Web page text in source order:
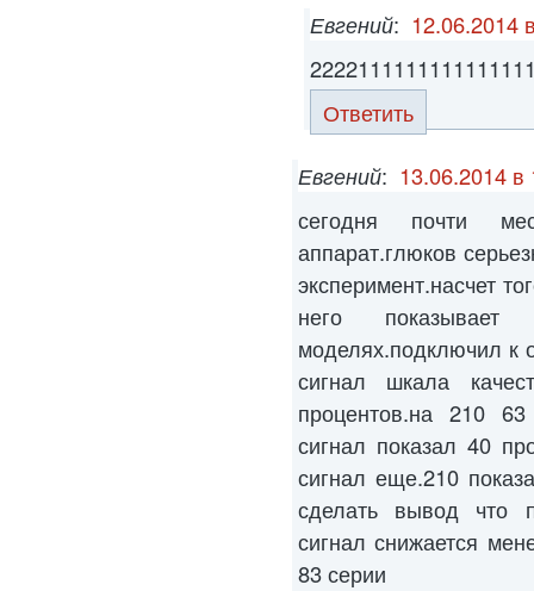
Евгений: 12.06.2014
Ответить
Евгений: 13.06.2014 в
сегодня почти
аппарат.глюков
эксперимент.насчет
него
моделях.подключил к
сигнал шкала
процентов.на 210
сигнал показал 40
сигнал еще.210
сделать вывод что
сигнал снижается
83 серии